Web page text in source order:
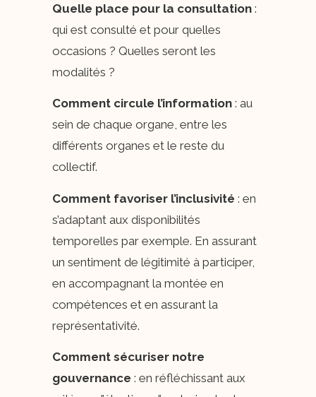
Quelle place pour la consultation :
qui est consulté et pour quelles
occasions ? Quelles seront les
modalités ?
Comment circule l’information : au
sein de chaque organe, entre les
différents organes et le reste du
collectif.
Comment favoriser l’inclusivité : en
s’adaptant aux disponibilités
temporelles par exemple. En assurant
un sentiment de légitimité à participer,
en accompagnant la montée en
compétences et en assurant la
représentativité.
Comment sécuriser notre
gouvernance : en réfléchissant aux